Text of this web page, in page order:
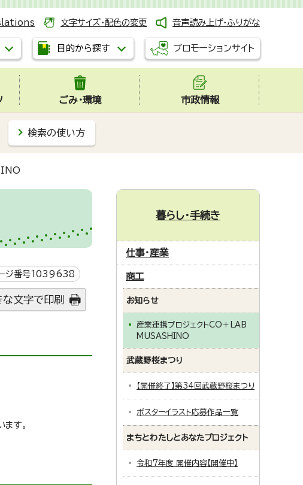
文字サイズ・配色の変更 音声読み上げ・ふりがな
目的から探す プロモーションサイト
ごみ・環境 市政情報
検索の使い方
ジ番号1039638
な文字で印刷
す。
暮らし・手続き
仕事・産業
商工
お知らせ
産業連携プロジェクトCO＋LAB
MUSASHINO
武蔵野桜まつり
【開催終了】第34回武蔵野桜まつり
ポスターイラスト応募作品一覧
まちとわたしとあなたプロジェクト
令和7年度_開催内容【開催中】